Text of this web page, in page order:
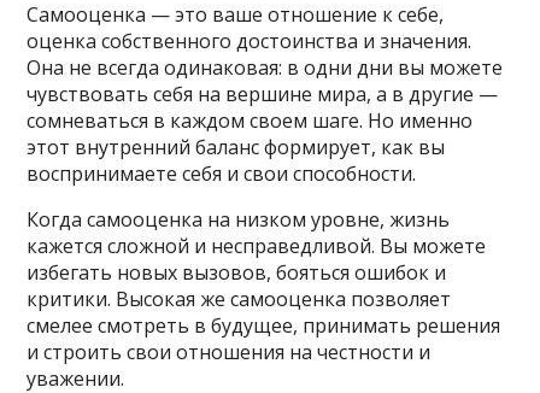
Самооценка — это ваше отношение к себе,
оценка собственного достоинства и значения.
Она не всегда одинаковая: в одни дни вы можете
чувствовать себя на вершине мира, а в другие —
сомневаться в каждом своем шаге. Но именно
этот внутренний баланс формирует, как вы
воспринимаете себя и свои способности.
Когда самооценка на низком уровне, жизнь
кажется сложной и несправедливой. Вы можете
избегать новых вызовов, бояться ошибок и
критики. Высокая же самооценка позволяет
смелее смотреть в будущее, принимать решения
и строить свои отношения на честности и
уважении.